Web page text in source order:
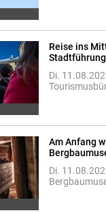
Reise ins
Stadtführung
Di.
Am Anfang
Di.